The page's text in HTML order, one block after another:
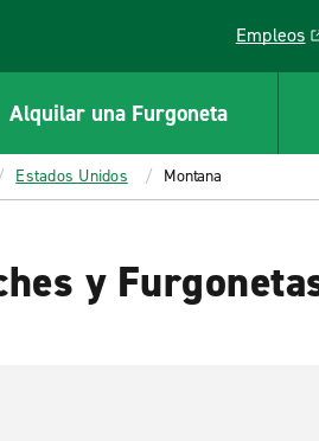
Empleos
Link
Alquilar una Furgoneta
Estados Unidos Montana
y